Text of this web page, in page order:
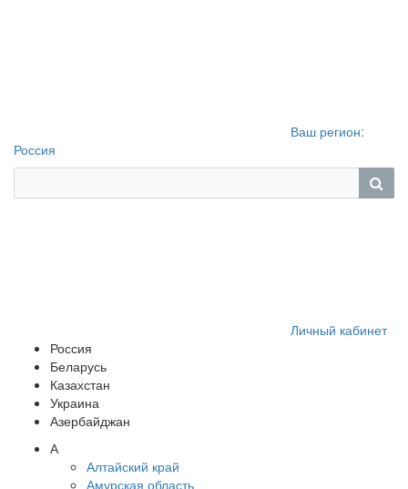
Ваш регион:
Россия
Личный кабинет
Россия
Беларусь
Казахстан
Украина
Азербайджан
А
Алтайский край
Амурская область